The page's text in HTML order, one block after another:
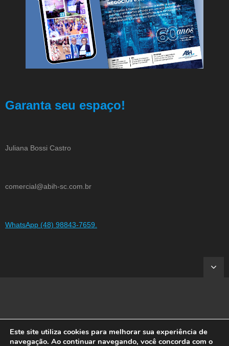
Garanta seu espaço!
Juliana Bossi Castro
comercial@abih-sc.com.br
WhatsApp (48) 98843-7659.
Developed byShuttle Themes. Powered byWordPress.
Este site utiliza cookies para melhorar sua experiência de
navegação. Ao continuar navegando, você concorda com o